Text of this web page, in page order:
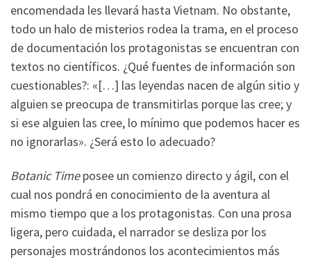
encomendada les llevará hasta Vietnam. No obstante,
todo un halo de misterios rodea la trama, en el proceso
de documentación los protagonistas se encuentran con
textos no científicos. ¿Qué fuentes de información son
cuestionables?: «[…] las leyendas nacen de algún sitio y
alguien se preocupa de transmitirlas porque las cree; y
si ese alguien las cree, lo mínimo que podemos hacer es
no ignorarlas». ¿Será esto lo adecuado?
Botanic Timeposee un comienzo directo y ágil, con el
cual nos pondrá en conocimiento de la aventura al
mismo tiempo que a los protagonistas. Con una prosa
ligera, pero cuidada, el narrador se desliza por los
personajes mostrándonos los acontecimientos más